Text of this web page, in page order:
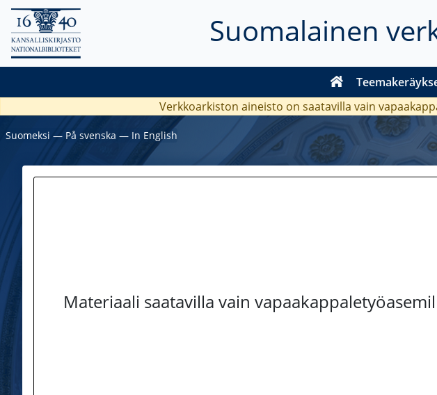
Suomalainen
Verkkoarkiston aineisto on saatavilla vain
Suomeksi ― På svenska ― In English
Materiaali saatavilla vain